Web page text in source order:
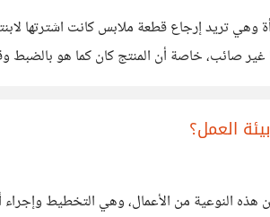
تريد إرجاع قطعة ملابس كانت اشترتها
صائب، خاصة أن المنتج كان كما هو بالضبط
العمل؟
النوعية من الأعمال، وهي التخطيط